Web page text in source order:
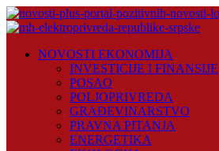
Skip
to
Plus
NOVOSTI EKONOMIJA
INVESTICIJE I FINANSIJE
POSAO
POLJOPRIVREDA
GRAĐEVINARSTVO
PRAVNA PITANJA
ENERGETIKA